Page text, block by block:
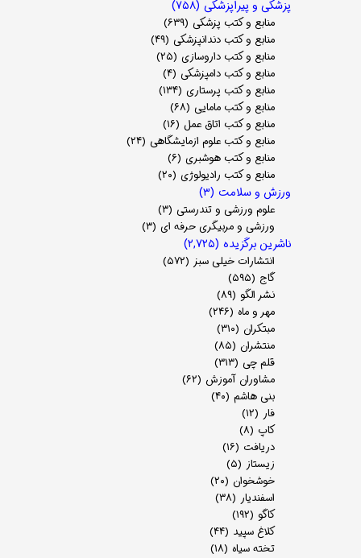
پزشکی و پیراپزشکی (۷۵۸)
منابع و کتب پزشکی (۶۳۹)
منابع و کتب دندانپزشکی (۴۹)
منابع و کتب داروسازی (۲۵)
منابع و کتب دامپزشکی (۴)
منابع و کتب پرستاری (۱۳۴)
منابع و کتب مامایی (۶۸)
منابع و کتب اتاق عمل (۱۶)
منابع و کتب علوم ازمایشگاهی (۲۴)
منابع و کتب هوشبری (۶)
منابع و کتب رادیولوژی (۲۰)
ورزش و سلامت (۳)
علوم ورزشی و تندرستی (۳)
ورزشی و مربیگری حرفه ای (۳)
ناشرین برگزیده (۲,۷۲۵)
انتشارات خیلی سبز (۵۷۲)
گاج (۵۹۵)
نشر الگو (۸۹)
مهر و ماه (۲۴۶)
مبتکران (۳۱۰)
منتشران (۸۵)
قلم چی (۳۱۳)
مشاوران آموزش (۶۲)
بنی هاشم (۴۰)
فار (۱۲)
کاپ (۸)
دریافت (۱۶)
زیستاز (۵)
خوشخوان (۲۰)
اسفندیار (۳۸)
کاگو (۱۹۲)
کلاغ سپید (۴۴)
تخته سیاه (۱۸)